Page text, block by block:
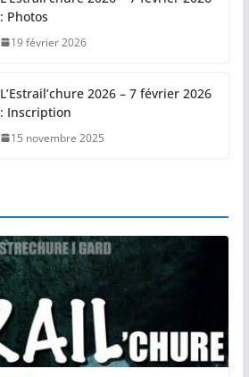
: Photos
19 février 2026
L’Estrail’chure 2026 – 7 février 2026
: Inscription
15 novembre 2025